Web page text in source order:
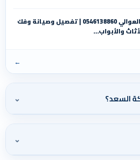
نجار مكة العوالي 0546138860⁩ | تفصيل وصيانة وفك
والأبواب…
←
السعد؟ ⌄
⌄